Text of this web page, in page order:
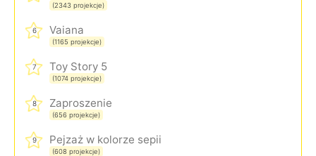
(2343 projekcje)
6 Vaiana
(1165 projekcje)
7 Toy Story 5
(1074 projekcje)
8 Zaproszenie
(656 projekcje)
9 Pejzaż w kolorze sepii
(608 projekcje)